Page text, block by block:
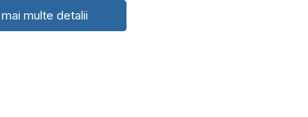
multe detalii